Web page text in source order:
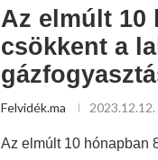
Az elmúlt 10
csökkent a
Felvidék.ma 2023.12.12.
Az elmúlt 10 hónapban